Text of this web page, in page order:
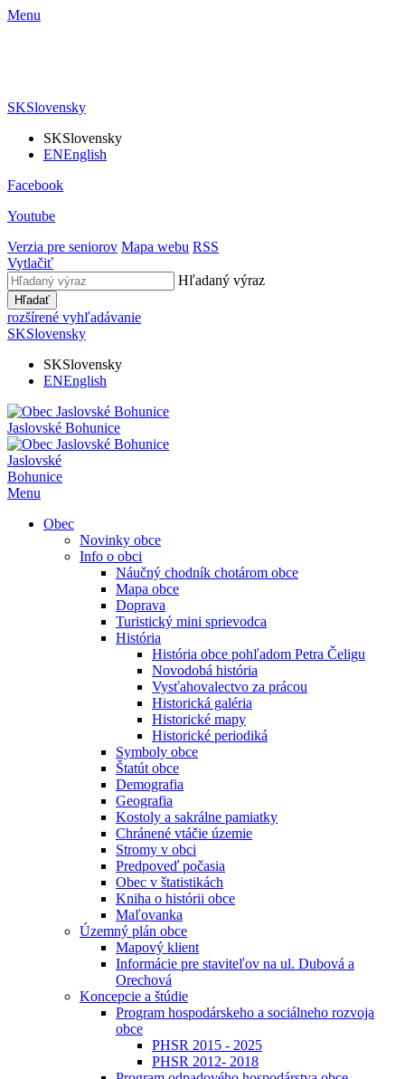
Menu
SKSlovensky
SKSlovensky
ENEnglish
Facebook
Youtube
Verzia pre seniorov Mapa webu RSS
Vytlačiť
Hľadaný výraz
Hľadať
rozšírené vyhľadávanie
SKSlovensky
SKSlovensky
ENEnglish
Jaslovské Bohunice
Jaslovské
Bohunice
Menu
Obec
Novinky obce
Info o obci
Náučný chodník chotárom obce
Mapa obce
Doprava
Turistický mini sprievodca
História
História obce pohľadom Petra Čeligu
Novodobá história
Vysťahovalectvo za prácou
Historická galéria
Historické mapy
Historické periodiká
Symboly obce
Štatút obce
Demografia
Geografia
Kostoly a sakrálne pamiatky
Chránené vtáčie územie
Stromy v obci
Predpoveď počasia
Obec v štatistikách
Kniha o histórii obce
Maľovanka
Územný plán obce
Mapový klient
Informácie pre staviteľov na ul. Dubová a
Orechová
Koncepcie a štúdie
Program hospodárskeho a sociálneho rozvoja
obce
PHSR 2015 - 2025
PHSR 2012- 2018